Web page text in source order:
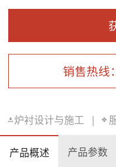
销售热线
炉衬设计与施工 |
产品概述 产品参数